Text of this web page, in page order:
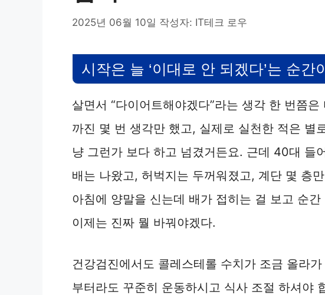
2025년 06월 10일 작성자: IT테크 로우
시작은 늘 ‘이대로 안 되겠다’는 순간
살면서 “다이어트해야겠다”라는 생각 한 번쯤
까진 몇 번 생각만 했고, 실제로 실천한 적은 별
냥 그런가 보다 하고 넘겼거든요. 근데 40대 들
배는 나왔고, 허벅지는 두꺼워졌고, 계단 몇 층
아침에 양말을 신는데 배가 접히는 걸 보고 순
이제는 진짜 뭘 바꿔야겠다.
건강검진에서도 콜레스테롤 수치가 조금 올라
부터라도 꾸준히 운동하시고 식사 조절 하셔야